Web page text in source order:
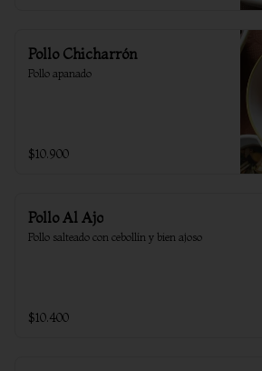
Pollo Chicharrón
Pollo apanado
$10.900
Pollo Al Ajo
Pollo salteado con cebollín y bien ajoso
$10.400